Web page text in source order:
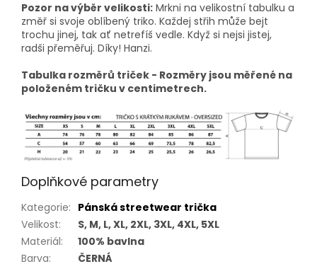
Pozor na výběr velikosti: Mrkni na velikostní tabulku a
změř si svoje oblíbený triko. Každej střih může bejt
trochu jinej, tak ať netrefíš vedle. Když si nejsi jistej,
radši přeměřuj. Díky! Hanzi.
Tabulka rozměrů triček - Rozměry jsou měřené na
položeném tričku v centimetrech.
Doplňkové parametry
Kategorie: Pánská streetwear trička
Velikost:
S, M, L, XL, 2XL, 3XL, 4XL, 5XL
Materiál:
100% bavlna
Barva: ČERNÁ